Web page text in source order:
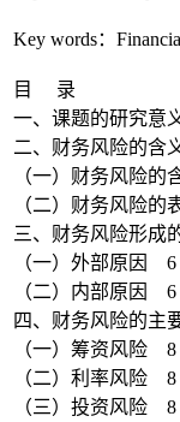
Key words：
目 录
一、课题的研究
二、财务风险的
（一）财务风险
（二）财务风险
三、财务风险形
（一）外部原因 6
（二）内部原因 6
四、财务风险的
（一）筹资风险 8
（二）利率风险 8
（三）投资风险 8